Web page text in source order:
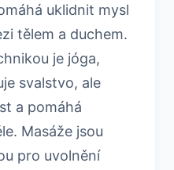
uklidnit mysl
tělem a duchem.
je jóga,
svalstvo, ale
a pomáhá
Masáže jsou
pro uvolnění